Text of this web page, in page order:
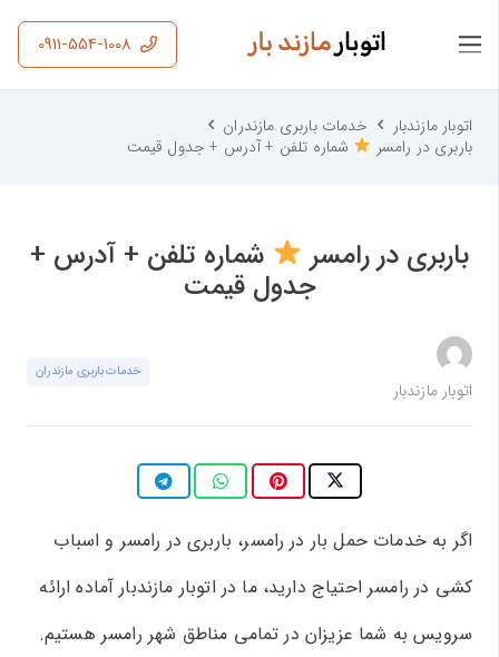
0911-554-1008
اتوبار مازندبار
خدمات باربری مازندران
باربری در رامسر
شماره تلفن + آدرس + جدول قیمت
باربری در رامسر شماره تلفن + آدرس +
جدول قیمت
اتوبار مازندبار
خدمات باربری مازندران
اگر به خدمات حمل بار در رامسر، باربری در رامسر و اسباب
کشی در رامسر احتیاج دارید، ما در اتوبار مازندبار آماده ارائه
سرویس به شما عزیزان در تمامی مناطق شهر رامسر هستیم.